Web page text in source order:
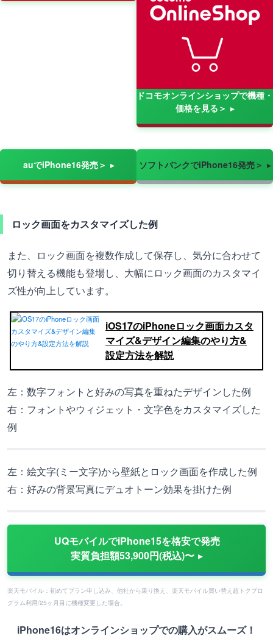
ドコモオンラインショップで機種・
価格を見る＞
auでiPhone16発売＞ ソフトバンクでiPhone16発売＞
ロック画面をカスタマイズした例
また、ロック画面を複数作成して保存し、気分に合わせて
切り替える機能も登場し、大幅にロック画面のカスタマイ
ズ性が向上しています。
iOS17のiPhoneロック画面カスタ
マイズ&デザイン編集のやり方&
設定方法を解説
左：数字フォントと好みの写真を重ねたデザインした例
右：フォントやウィジェット・文字色をカスタマイズした
例
左：絵文字(ミー文字)から壁紙とロック画面を作成した例
右：好みの背景写真にデュオトーン効果を掛けた例
UQモバイルでiPhone15を格安で発売
実質負担額53,900円(税込)〜
楽天モバイル：初めてプラン申し込み、他社から乗り換え、楽天モバイル買い替え超トクプロ
グラム利用/25ヶ月目に機種変更した場合。
iPhone16はオンラインショップでの購入がスムーズ！